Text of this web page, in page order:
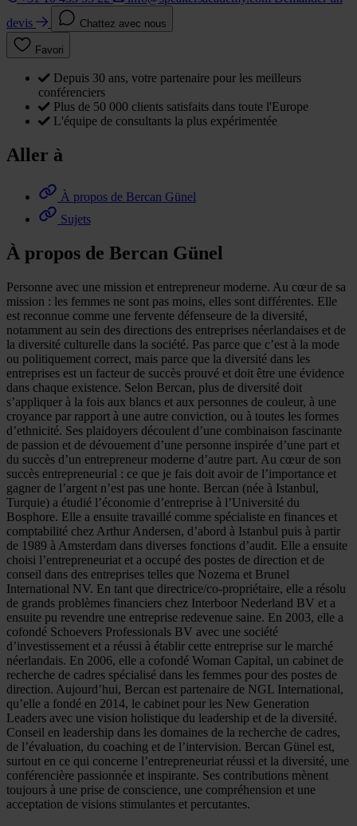
devis
Chattez avec nous
Favori
Depuis 30 ans, votre partenaire pour les meilleurs
conférenciers
Plus de 50 000 clients satisfaits dans toute l'Europe
L'équipe de consultants la plus expérimentée
Aller à
À propos de Bercan Günel
Sujets
À propos de Bercan Günel
Personne avec une mission et entrepreneur moderne. Au cœur de sa
mission : les femmes ne sont pas moins, elles sont différentes. Elle
est reconnue comme une fervente défenseure de la diversité,
notamment au sein des directions des entreprises néerlandaises et de
la diversité culturelle dans la société. Pas parce que c’est à la mode
ou politiquement correct, mais parce que la diversité dans les
entreprises est un facteur de succès prouvé et doit être une évidence
dans chaque existence. Selon Bercan, plus de diversité doit
s’appliquer à la fois aux blancs et aux personnes de couleur, à une
croyance par rapport à une autre conviction, ou à toutes les formes
d’ethnicité. Ses plaidoyers découlent d’une combinaison fascinante
de passion et de dévouement d’une personne inspirée d’une part et
du succès d’un entrepreneur moderne d’autre part. Au cœur de son
succès entrepreneurial : ce que je fais doit avoir de l’importance et
gagner de l’argent n’est pas une honte. Bercan (née à Istanbul,
Turquie) a étudié l’économie d’entreprise à l’Université du
Bosphore. Elle a ensuite travaillé comme spécialiste en finances et
comptabilité chez Arthur Andersen, d’abord à Istanbul puis à partir
de 1989 à Amsterdam dans diverses fonctions d’audit. Elle a ensuite
choisi l’entrepreneuriat et a occupé des postes de direction et de
conseil dans des entreprises telles que Nozema et Brunel
International NV. En tant que directrice/co-propriétaire, elle a résolu
de grands problèmes financiers chez Interboor Nederland BV et a
ensuite pu revendre une entreprise redevenue saine. En 2003, elle a
cofondé Schoevers Professionals BV avec une société
d’investissement et a réussi à établir cette entreprise sur le marché
néerlandais. En 2006, elle a cofondé Woman Capital, un cabinet de
recherche de cadres spécialisé dans les femmes pour des postes de
direction. Aujourd’hui, Bercan est partenaire de NGL International,
qu’elle a fondé en 2014, le cabinet pour les New Generation
Leaders avec une vision holistique du leadership et de la diversité.
Conseil en leadership dans les domaines de la recherche de cadres,
de l’évaluation, du coaching et de l’intervision. Bercan Günel est,
surtout en ce qui concerne l’entrepreneuriat réussi et la diversité, une
conférencière passionnée et inspirante. Ses contributions mènent
toujours à une prise de conscience, une compréhension et une
acceptation de visions stimulantes et percutantes.